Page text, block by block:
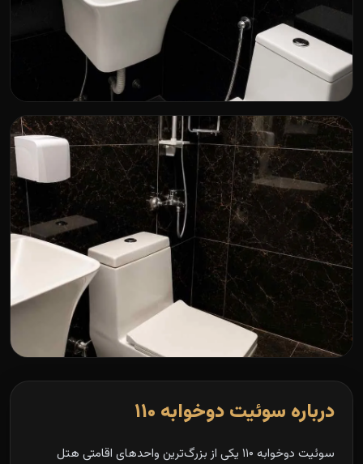
درباره سوئیت دوخوابه ۱۱۰
سوئیت دوخوابه ۱۱۰ یکی از بزرگ‌ترین واحدهای اقامتی هتل